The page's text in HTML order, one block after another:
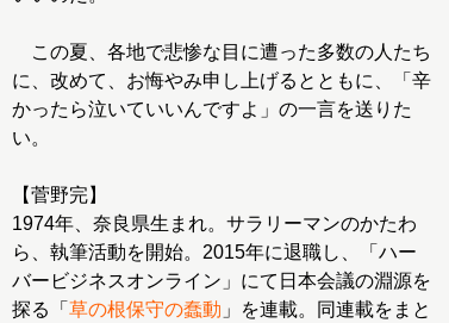
この夏、各地で悲惨な目に遭った多数の人たち
に、改めて、お悔やみ申し上げるとともに、「辛
かったら泣いていいんですよ」の一言を送りた
い。
【菅野完】
1974年、奈良県生まれ。サラリーマンのかたわ
ら、執筆活動を開始。2015年に退職し、「ハー
バービジネスオンライン」にて日本会議の淵源を
探る「 草の根保守の蠢動 」を連載。同連載をまと